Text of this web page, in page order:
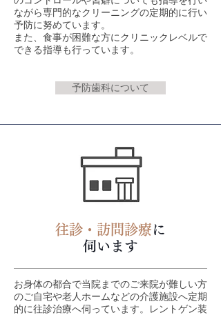
ながら専門的なクリーニングの定期的に行い
予防に努めています。
また、食事が困難な方にクリニックレベルで
できる指導も行っています。
予防歯科について
往診・訪問診療 に
伺います
お身体の都合で当院までのご来院が難しい方
のご自宅や老人ホームなどの介護施設へ定期
的に往診治療へ伺っています。レントゲン装